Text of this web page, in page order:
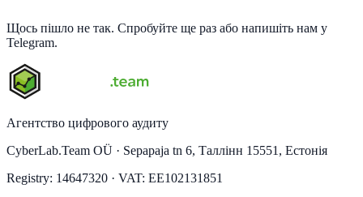
Щось пішло не так. Спробуйте ще раз або напишіть нам у
Telegram.
Агентство цифрового аудиту
CyberLab.Team OÜ · Sepapaja tn 6, Таллінн 15551, Естонія
Registry: 14647320 · VAT: EE102131851